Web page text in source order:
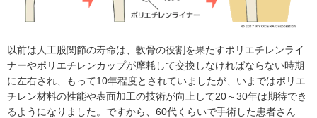
以前は人工股関節の寿命は、軟骨の役割を果たすポリエチレンライ
ナーやポリエチレンカップが摩耗して交換しなければならない時期
に左右され、もって10年程度とされていましたが、いまではポリエ
チレン材料の性能や表面加工の技術が向上して20～30年は期待でき
るようになりました。ですから、60代くらいで手術した患者さん